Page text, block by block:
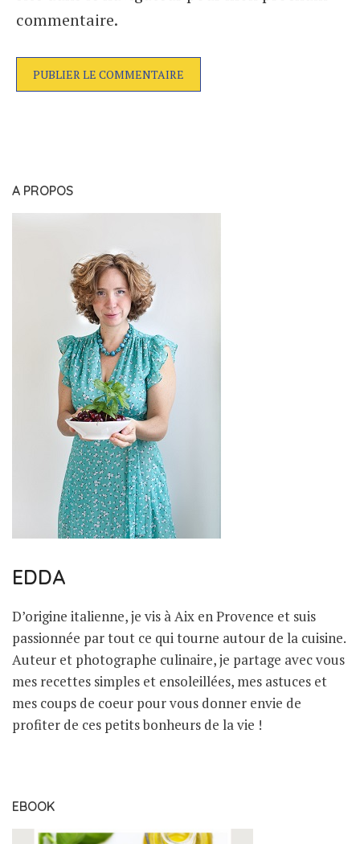
commentaire.
A PROPOS
EDDA
D’origine italienne, je vis à Aix en Provence et suis
passionnée par tout ce qui tourne autour de la cuisine.
Auteur et photographe culinaire, je partage avec vous
mes recettes simples et ensoleillées, mes astuces et
mes coups de coeur pour vous donner envie de
profiter de ces petits bonheurs de la vie !
EBOOK